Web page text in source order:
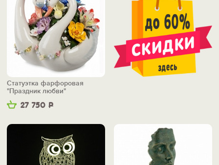
27 750 Р
Статуэтка фарфоровая
"Праздник любви"